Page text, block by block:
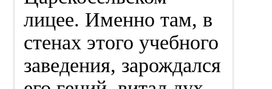
лицее. Именно там, в
стенах этого учебного
заведения, зарождался